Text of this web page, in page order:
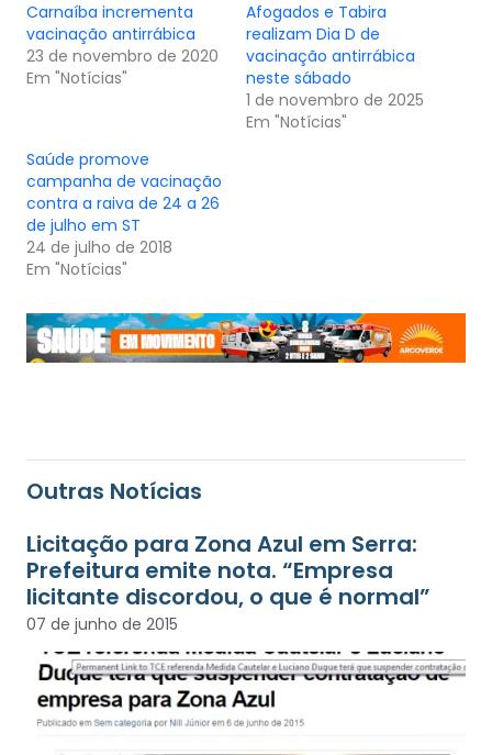
Carnaíba incrementa
vacinação antirrábica
23 de novembro de 2020
Em "Notícias"
Afogados e Tabira
realizam Dia D de
vacinação antirrábica
neste sábado
1 de novembro de 2025
Em "Notícias"
Saúde promove
campanha de vacinação
contra a raiva de 24 a 26
de julho em ST
24 de julho de 2018
Em "Notícias"
Outras Notícias
Licitação para Zona Azul em Serra:
Prefeitura emite nota. “Empresa
licitante discordou, o que é normal”
07 de junho de 2015